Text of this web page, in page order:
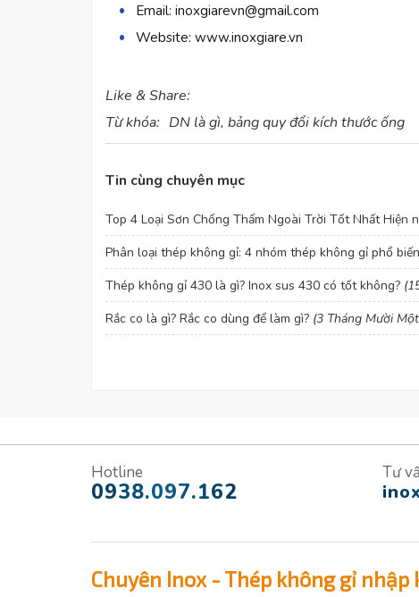
Email: inoxgiarevn@gmail.com
Website: www.inoxgiare.vn
Like & Share:
Từ khóa: DN là gì, bảng quy đổi kích thước ống
Tin cùng chuyên mục
Top 4 Loại Sơn Chống Thấm Ngoài Trời Tốt Nhất Hiện
Phân loại thép không gỉ: 4 nhóm thép không gỉ phổ
Thép không gỉ 430 là gì? Inox sus 430 có tốt không?
Rắc co là gì? Rắc co dùng để làm gì? (3 Tháng Mười
Hotline
0938.097.162
Tư
Chuyên Inox - Thép không gỉ nhập